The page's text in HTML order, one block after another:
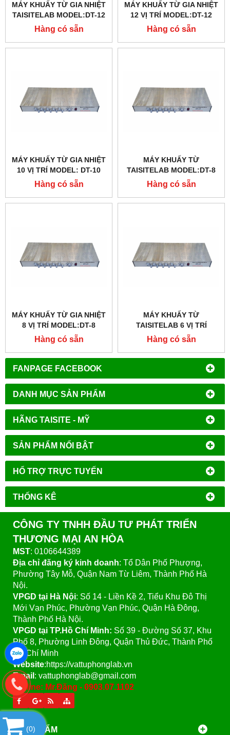
FANPAGE FACEBOOK
DANH MỤC SẢN PHẨM
HÃNG TAISITE - MỸ
SẢN PHẨM NỔI BẬT
HỔ TRỢ TRỰC TUYẾN
THỐNG KÊ
MÁY KHUẤY TỪ GIA NHIỆT
TAISITELAB MODEL:DT-12
Hàng có sẵn
MÁY KHUẤY TỪ GIA NHIỆT
12 VỊ TRÍ MODEL:DT-12
Hàng có sẵn
MÁY KHUẤY TỪ GIA NHIỆT
10 VỊ TRÍ MODEL: DT-10
Hàng có sẵn
MÁY KHUẤY TỪ
TAISITELAB MODEL:DT-8
Hàng có sẵn
MÁY KHUẤY TỪ GIA NHIỆT
8 VỊ TRÍ MODEL:DT-8
Hàng có sẵn
MÁY KHUẤY TỪ
TAISITELAB 6 VỊ TRÍ
MODEL:DT-6
Hàng có sẵn
CÔNG TY TNHH ĐẦU TƯ PHÁT TRIỂN
THƯƠNG MẠI AN HÒA
MST: 0106644389
Địa chỉ đăng ký kinh doanh: Tổ Dân Phố Phượng,
Phường Tây Mỗ, Quận Nam Từ Liêm, Thành Phố Hà
Nội.
VPGD tại Hà Nội: Số 14 - Liền Kề 2, Tiểu Khu Đô Thị
Mới Vạn Phúc, Phường Vạn Phúc, Quận Hà Đông,
Thành Phố Hà Nội.
VPGD tại TP.Hồ Chí Minh: Số 39 - Đường Số 37, Khu
Phố 8, Phường Linh Đông, Quận Thủ Đức, Thành Phố
Hồ Chí Minh
Website:https://vattuphonglab.vn
Email : vattuphonglab@gmail.com
Hotline: Mr.Đăng - 0903.07.1102
SẢN PHẨM
(0)